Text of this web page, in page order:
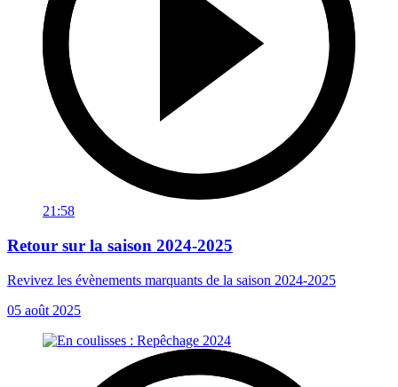
21:58
Retour sur la saison 2024-2025
Revivez les évènements marquants de la saison 2024-2025
05 août 2025